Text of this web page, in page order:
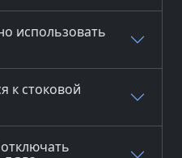
использовать
к стоковой